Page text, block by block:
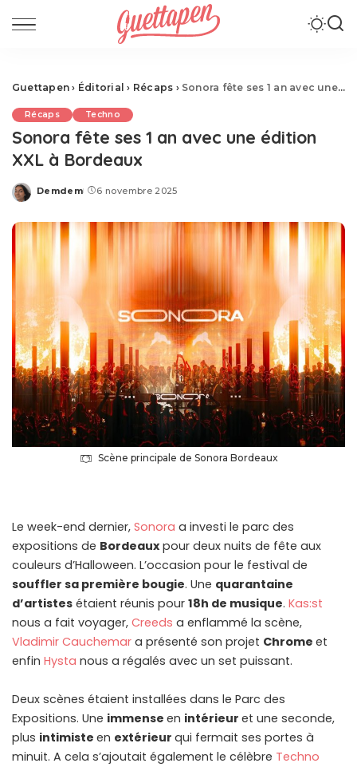
Guettapen › Éditorial › Récaps › Sonora fête ses 1 an avec une édition XXL à Bordeaux
Récaps Techno
Sonora fête ses 1 an avec une édition
XXL à Bordeaux
Posted
Demdem 6 novembre 2025
Scène principale de Sonora Bordeaux
Le week-end dernier, Sonora a investi le parc des
expositions de Bordeauxpour deux nuits de fête aux
couleurs d’Halloween. L’occasion pour le festival de
souffler sa première bougie. Une quarantaine
d’artistes étaient réunis pour 18h de musique. Kas:st
nous a fait voyager, Creeds a enflammé la scène,
Vladimir Cauchemar a présenté son projet Chrome et
enfin Hysta nous a régalés avec un set puissant.
Deux scènes étaient installées dans le Parc des
Expositions. Une immense en intérieur et une seconde,
plus intimiste en extérieur qui fermait ses portes à
minuit. A cela s’ajoutait également le célèbre Techno